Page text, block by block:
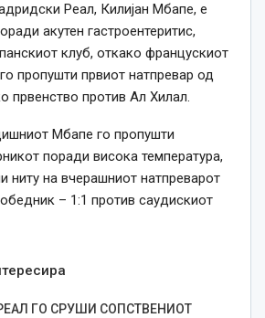
Реал, Килијан Мбапе, е
акутен гастроентеритис,
клуб, откако францускиот
пропушти првиот натпревар од
првенство против Ал Хилал.
Мбапе го пропушти
поради висока температура,
ниту на вчерашниот натпреварот
– 1:1 против саудискиот
ГО СРУШИ СОПСТВЕНИОТ